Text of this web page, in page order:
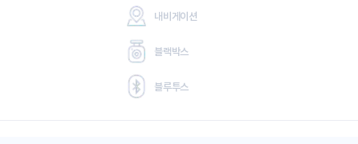
내비게이션
블랙박스
블루투스